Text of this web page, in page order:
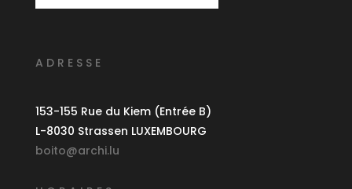
ADRESSE
153-155 Rue du Kiem (Entrée B)
L-8030 Strassen LUXEMBOURG
boito@archi.lu